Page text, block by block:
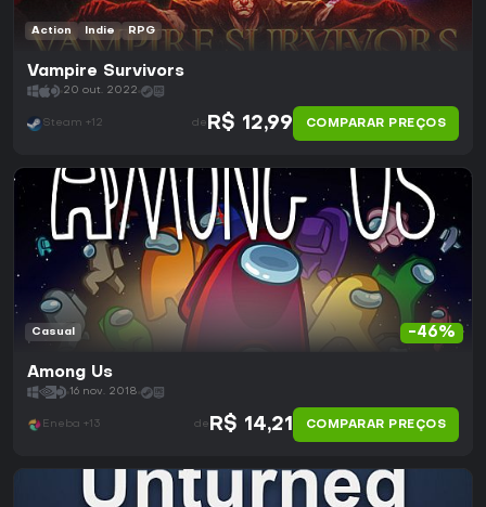
Action Indie RPG
Vampire Survivors
20 out. 2022
Steam +12 de R$ 12,99 COMPARAR PREÇOS
-46%
Casual
Among Us
16 nov. 2018
Eneba +13 de R$ 14,21 COMPARAR PREÇOS